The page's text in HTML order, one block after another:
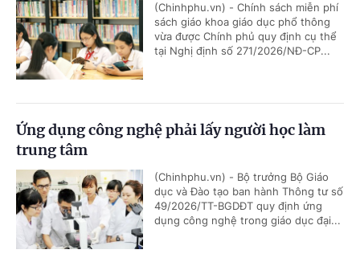
(Chinhphu.vn) - Chính sách miễn phí
sách giáo khoa giáo dục phổ thông
vừa được Chính phủ quy định cụ thể
tại Nghị định số 271/2026/NĐ-CP...
Ứng dụng công nghệ phải lấy người học làm
trung tâm
(Chinhphu.vn) - Bộ trưởng Bộ Giáo
dục và Đào tạo ban hành Thông tư số
49/2026/TT-BGDĐT quy định ứng
dụng công nghệ trong giáo dục đại...